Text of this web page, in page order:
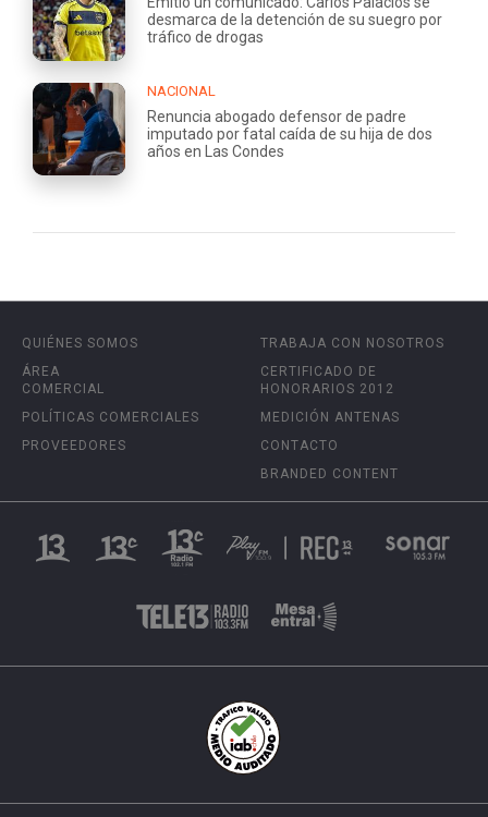
desmarca de la detención de su suegro por
tráfico de drogas
NACIONAL
Renuncia abogado defensor de padre
imputado por fatal caída de su hija de dos
años en Las Condes
QUIÉNES SOMOS
ÁREA
COMERCIAL
POLÍTICAS COMERCIALES
PROVEEDORES
TRABAJA CON NOSOTROS
CERTIFICADO DE
HONORARIOS 2012
MEDICIÓN ANTENAS
CONTACTO
BRANDED CONTENT